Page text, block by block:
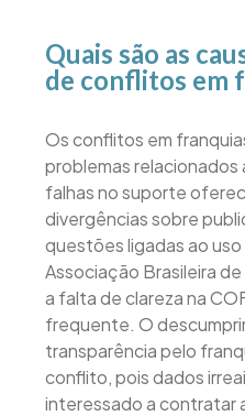
Quais são as
de conflitos em
Os conflitos em
problemas
falhas no suporte
divergências sobre
questões ligadas ao
Associação Brasileira
a falta de clareza na
frequente. O
transparência pelo
conflito, pois dados
interessado a contratar